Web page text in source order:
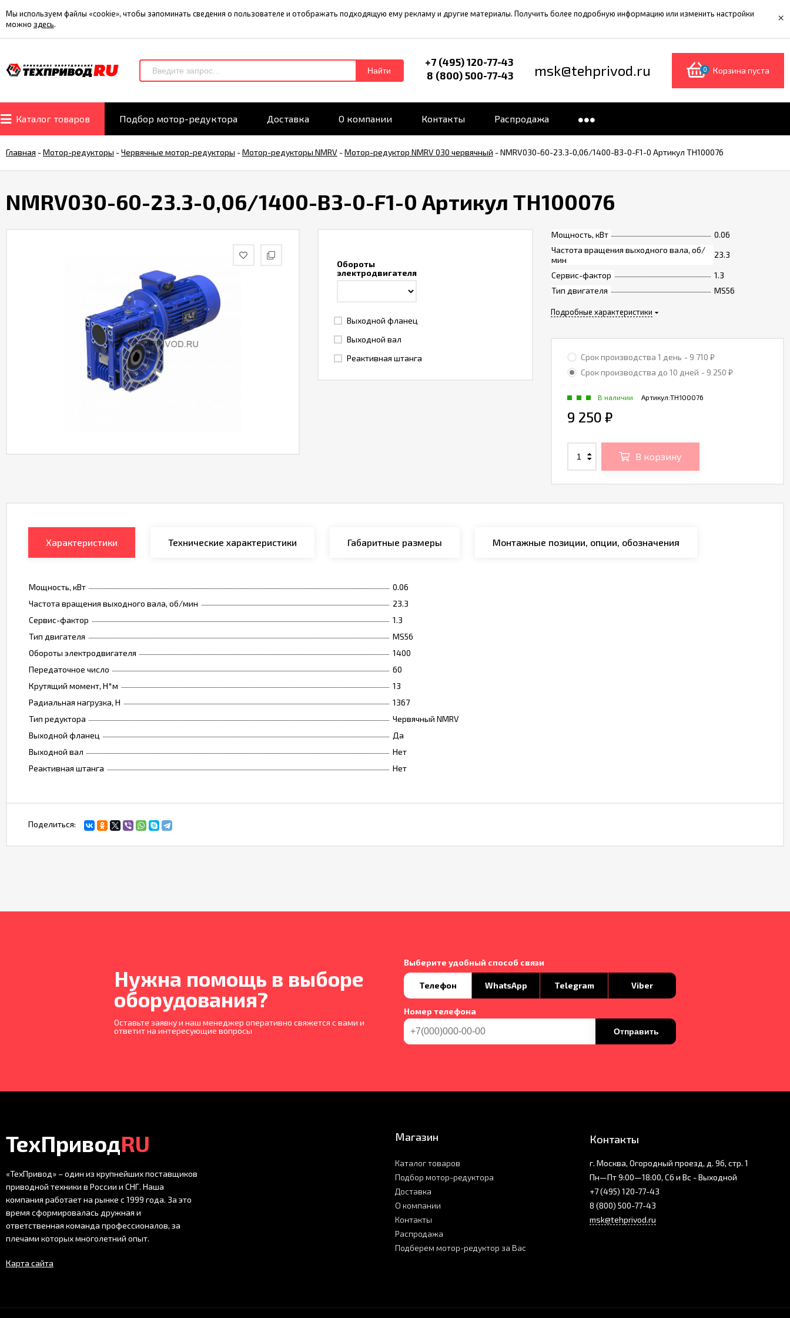
Мы используем файлы «cookie», чтобы запоминать сведения о пользователе и отображать подходящую ему рекламу и другие материалы. Получить более подробную информацию или изменить настройки
можно здесь. ×
Найти
+7 (495) 120-77-43
8 (800) 500-77-43
msk@tehprivod.ru 0 Корзина пуста
Каталог товаров Подбор мотор-редуктора Доставка О компании Контакты Распродажа
Главная -Мотор-редукторы -Червячные мотор-редукторы -Мотор-редукторы NMRV -Мотор-редуктор NMRV 030 червячный -NMRV030-60-23.3-0,06/1400-B3-0-F1-0 Артикул TH100076
NMRV030-60-23.3-0,06/1400-B3-0-F1-0 Артикул TH100076
Обороты
электродвигателя
Выходной фланец
Выходной вал
Реактивная штанга
Мощность, кВт
0.06
Частота вращения выходного вала, об/
мин
23.3
Сервис-фактор
1.3
Тип двигателя
MS56
Подробные характеристики
Срок производства 1 день - 9 710 ₽
Срок производства до 10 дней - 9 250 ₽
Артикул:TH100076
В наличии
9 250 ₽
В корзину
Характеристики Технические характеристики Габаритные размеры Монтажные позиции, опции, обозначения
Мощность, кВт
0.06
Частота вращения выходного вала, об/мин
23.3
Сервис-фактор
1.3
Тип двигателя
MS56
Обороты электродвигателя
1400
Передаточное число
60
Крутящий момент, Н*м
13
Радиальная нагрузка, Н
1367
Тип редуктора
Червячный NMRV
Выходной фланец
Да
Выходной вал
Нет
Реактивная штанга
Нет
Поделиться:
Нужна помощь в выборе
оборудования?
Оставьте заявку и наш менеджер оперативно свяжется с вами и
ответит на интересующие вопросы
Выберите удобный способ связи
Телефон WhatsApp Telegram Viber
Номер телефона
Отправить
ТехПриводRU
«ТехПривод» – один из крупнейших поставщиков
приводной техники в России и СНГ. Наша
компания работает на рынке с 1999 года. За это
время сформировалась дружная и
ответственная команда профессионалов, за
плечами которых многолетний опыт.
Карта сайта
Магазин
Каталог товаров
Подбор мотор-редуктора
Доставка
О компании
Контакты
Распродажа
Подберем мотор-редуктор за Вас
Контакты
г. Москва, Огородный проезд, д. 9б, стр. 1
Пн—Пт 9:00—18:00, Сб и Вс - Выходной
+7 (495) 120-77-43
8 (800) 500-77-43
msk@tehprivod.ru